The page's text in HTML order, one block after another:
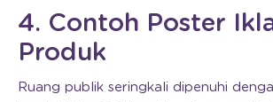
4. Contoh Poster
Produk
Ruang publik seringkali dipenuhi